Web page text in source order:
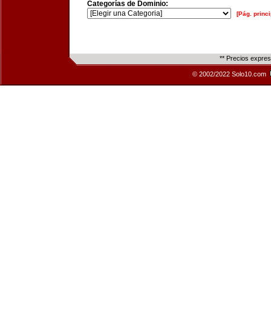
Categorías de Dominio:
[Pág.
** Precios
© 2002/2022 Solo10.com